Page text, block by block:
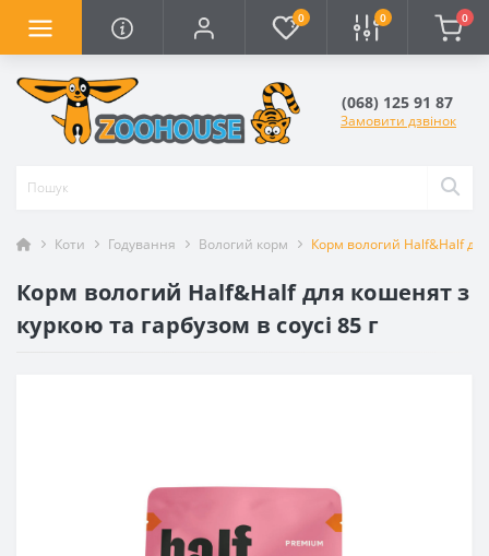
0 0 0
(068) 125 91 87
Замовити дзвінок
Коти Годування Вологий корм Корм вологий Half&Half
Корм вологий Half&Half для кошенят з
куркою та гарбузом в соусі 85 г